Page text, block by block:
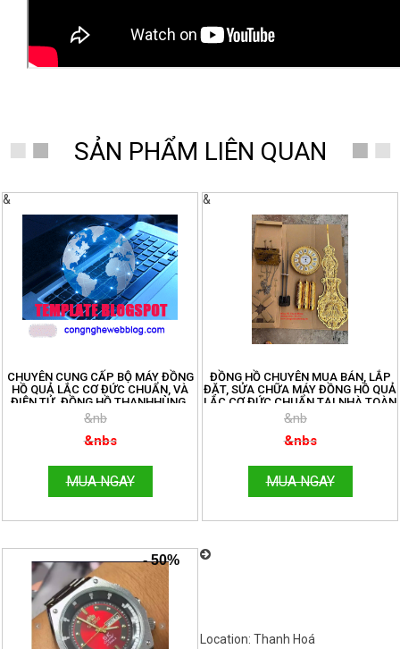
SẢN PHẨM LIÊN QUAN
&
CHUYÊN CUNG CẤP BỘ MÁY ĐỒNG
HỒ QUẢ LẮC CƠ ĐỨC CHUẨN, VÀ
ĐIỆN TỬ. ĐỒNG HỒ THANHHÙNG.
ĐT: 096.188.2921
&nb
&nbs
MUA NGAY
&
ĐỒNG HỒ CHUYÊN MUA BÁN, LẮP
ĐẶT, SỬA CHỮA MÁY ĐỒNG HỒ QUẢ
LẮC CƠ ĐỨC CHUẨN TẠI NHÀ TOÀN
QUỐC. ĐT:096.188.2921
&nb
&nbs
MUA NGAY
- 50%
Location: Thanh Hoá